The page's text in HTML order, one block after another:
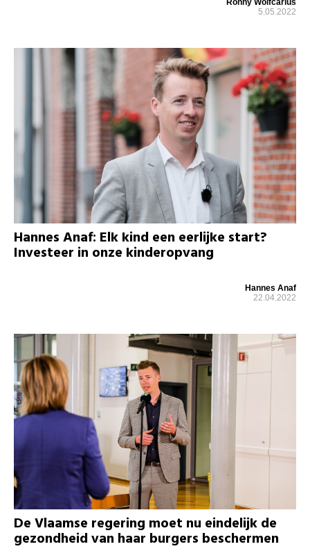
5.05.2022
Hannes Anaf: Elk kind een eerlijke start?
Investeer in onze kinderopvang
Hannes Anaf
22.04.2022
De Vlaamse regering moet nu eindelijk de
gezondheid van haar burgers beschermen